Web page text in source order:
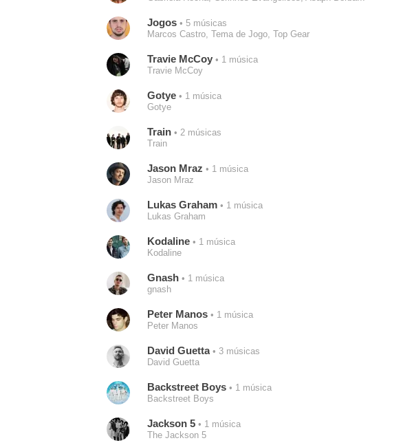
Jogos• 5 músicas
Marcos Castro, Tema de Jogo, Top Gear
Travie McCoy• 1 música
Travie McCoy
Gotye• 1 música
Gotye
Train• 2 músicas
Train
Jason Mraz • 1 música
Jason Mraz
Lukas Graham• 1 música
Lukas Graham
Kodaline• 1 música
Kodaline
Gnash• 1 música
gnash
Peter Manos• 1 música
Peter Manos
David Guetta• 3 músicas
David Guetta
Backstreet Boys• 1 música
Backstreet Boys
Jackson 5• 1 música
The Jackson 5